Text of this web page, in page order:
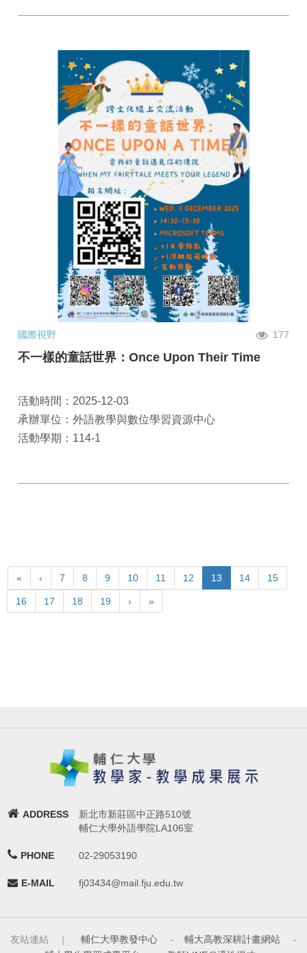
國際視野 177
不一樣的童話世界：Once Upon Their Time
活動時間：2025-12-03
承辦單位：外語教學與數位學習資源中心
活動學期：114-1
« ‹ 7 8 9 10 11 12 13 14 15
16 17 18 19 › »
ADDRESS
新北市新莊區中正路510號
輔仁大學外語學院LA106室
PHONE 02-29053190
E-MAIL fj03434@mail.fju.edu.tw
友站連結 ｜ 輔仁大學教發中心 - 輔大高教深耕計畫網站
-